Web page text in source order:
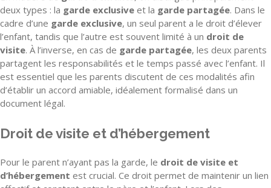
deux types : la garde exclusive et la garde partagée. Dans le
cadre d’une garde exclusive, un seul parent a le droit d’élever
l’enfant, tandis que l’autre est souvent limité à un droit de
visite. À l’inverse, en cas de garde partagée, les deux parents
partagent les responsabilités et le temps passé avec l’enfant. Il
est essentiel que les parents discutent de ces modalités afin
d’établir un accord amiable, idéalement formalisé dans un
document légal.
Droit de visite et d’hébergement
Pour le parent n’ayant pas la garde, le droit de visite et
d’hébergement est crucial. Ce droit permet de maintenir un lien